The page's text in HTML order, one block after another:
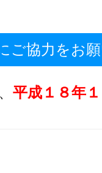
ご協力をお願
平成１８年